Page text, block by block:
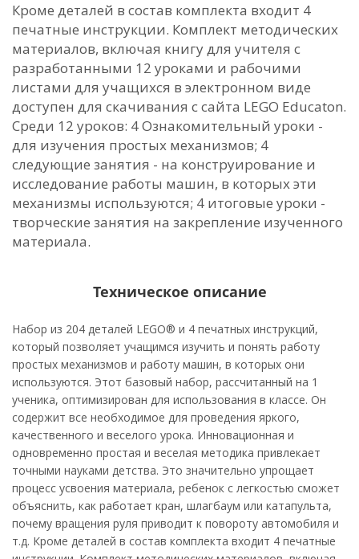
Кроме деталей в состав комплекта входит 4
печатные инструкции. Комплект методических
материалов, включая книгу для учителя с
разработанными 12 уроками и рабочими
листами для учащихся в электронном виде
доступен для скачивания с сайта LEGO Educaton.
Среди 12 уроков: 4 Ознакомительный уроки -
для изучения простых механизмов; 4
следующие занятия - на конструирование и
исследование работы машин, в которых эти
механизмы используются; 4 итоговые уроки -
творческие занятия на закрепление изученного
материала.
Техническое описание
Набор из 204 деталей LEGO® и 4 печатных инструкций,
который позволяет учащимся изучить и понять работу
простых механизмов и работу машин, в которых они
используются. Этот базовый набор, рассчитанный на 1
ученика, оптимизирован для использования в классе. Он
содержит все необходимое для проведения яркого,
качественного и веселого урока. Инновационная и
одновременно простая и веселая методика привлекает
точными науками детства. Это значительно упрощает
процесс усвоения материала, ребенок с легкостью сможет
объяснить, как работает кран, шлагбаум или катапульта,
почему вращения руля приводит к повороту автомобиля и
т.д. Кроме деталей в состав комплекта входит 4 печатные